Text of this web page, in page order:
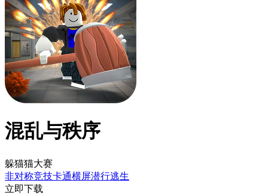
混乱与秩序
躲猫猫大赛
非对称竞技卡通横屏潜行逃生
立即下载